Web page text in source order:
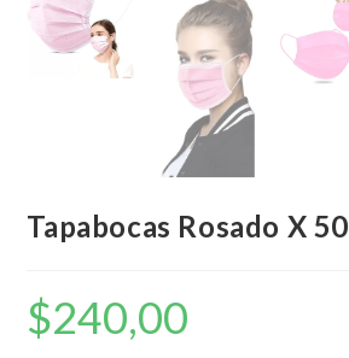
Tapabocas Rosado X 50
$240,00